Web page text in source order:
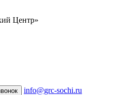
Центр»
info@grc-sochi.ru